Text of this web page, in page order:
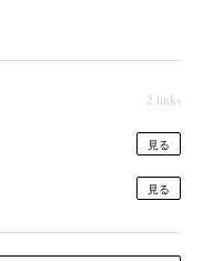
2 links
見る
見る